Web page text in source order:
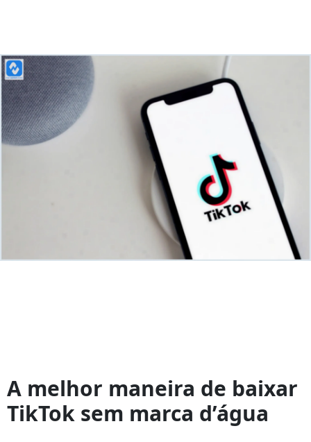
com
tiktok
A melhor maneira de baixar
TikTok sem marca d’água